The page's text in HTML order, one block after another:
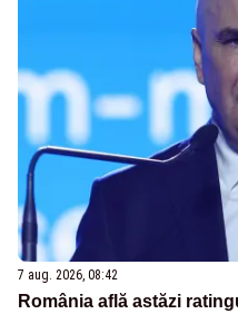
7 aug. 2026, 08:42
România află astăzi